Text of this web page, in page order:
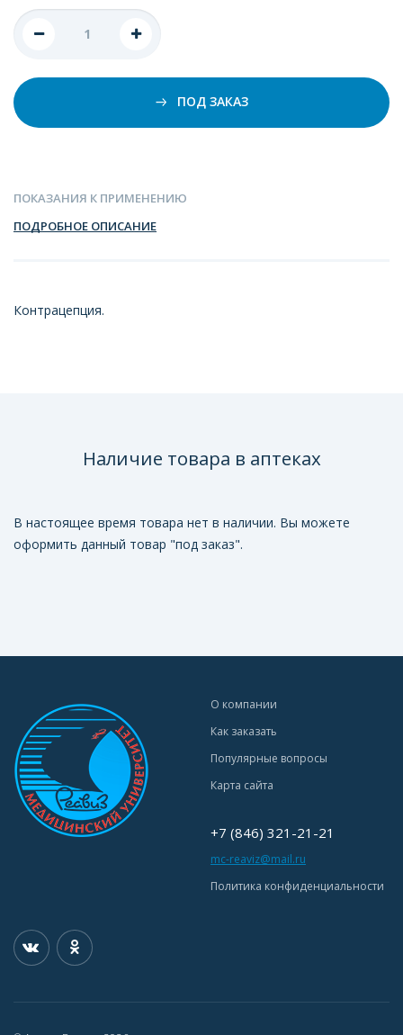
ПОД ЗАКАЗ
ПОКАЗАНИЯ К ПРИМЕНЕНИЮ
ПОДРОБНОЕ ОПИСАНИЕ
Контрацепция.
Наличие товара в аптеках
В настоящее время товара нет в наличии. Вы можете
оформить данный товар "под заказ".
О компании
Как заказать
Популярные вопросы
Карта сайта
+7 (846) 321-21-21
mc-reaviz@mail.ru
Политика конфиденциальности